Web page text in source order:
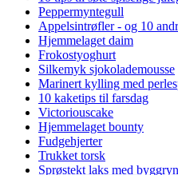
Peppermyntegull
Appelsintrøfler - og 10
Hjemmelaget daim
Frokostyoghurt
Silkemyk sjokolademousse
Marinert kylling med
10 kaketips til farsdag
Victoriouscake
Hjemmelaget bounty
Fudgehjerter
Trukket torsk
Sprøstekt laks med byggryn